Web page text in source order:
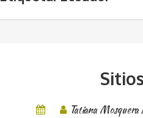
Tatiana